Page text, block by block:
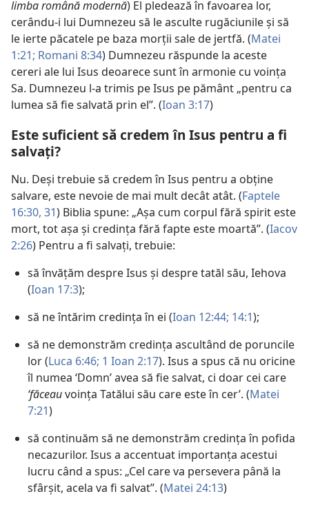
limba română modernă) El pledează în favoarea lor,
cerându-i lui Dumnezeu să le asculte rugăciunile și să
le ierte păcatele pe baza morții sale de jertfă. (Matei
1:21; Romani 8:34) Dumnezeu răspunde la aceste
cereri ale lui Isus deoarece sunt în armonie cu voința
Sa. Dumnezeu l-a trimis pe Isus pe pământ „pentru ca
lumea să fie salvată prin el”. (Ioan 3:17)
Este suficient să credem în Isus pentru a fi
salvați?
Nu. Deși trebuie să credem în Isus pentru a obține
salvare, este nevoie de mai mult decât atât. (Faptele
16:30, 31) Biblia spune: „Așa cum corpul fără spirit este
mort, tot așa și credința fără fapte este moartă”. (Iacov
2:26) Pentru a fi salvați, trebuie:
să învățăm despre Isus și despre tatăl său, Iehova
(Ioan 17:3);
să ne întărim credința în ei (Ioan 12:44; 14:1);
să ne demonstrăm credința ascultând de poruncile
lor (Luca 6:46; 1 Ioan 2:17). Isus a spus că nu oricine
îl numea ‘Domn’ avea să fie salvat, ci doar cei care
‘făceauvoința Tatălui său care este în cer’. (Matei
7:21)
să continuăm să ne demonstrăm credința în pofida
necazurilor. Isus a accentuat importanța acestui
lucru când a spus: „Cel care va persevera până la
sfârșit, acela va fi salvat”. (Matei 24:13)